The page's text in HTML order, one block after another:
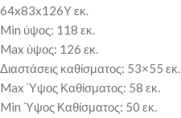
64x83x126Υ εκ.
Min ύψος: 118 εκ.
Max ύψος: 126 εκ.
Διαστάσεις καθίσματος: 53×55 εκ.
Max Ύψος Καθίσματος: 58 εκ.
Min Ύψος Καθίσματος: 50 εκ.